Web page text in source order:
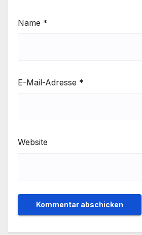
Name *
E-Mail-Adresse *
Website